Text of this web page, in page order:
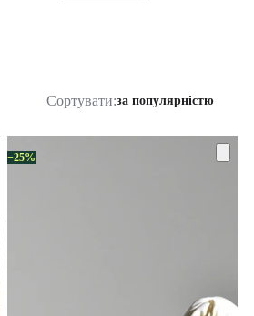
Сортувати:за популярністю
−25%